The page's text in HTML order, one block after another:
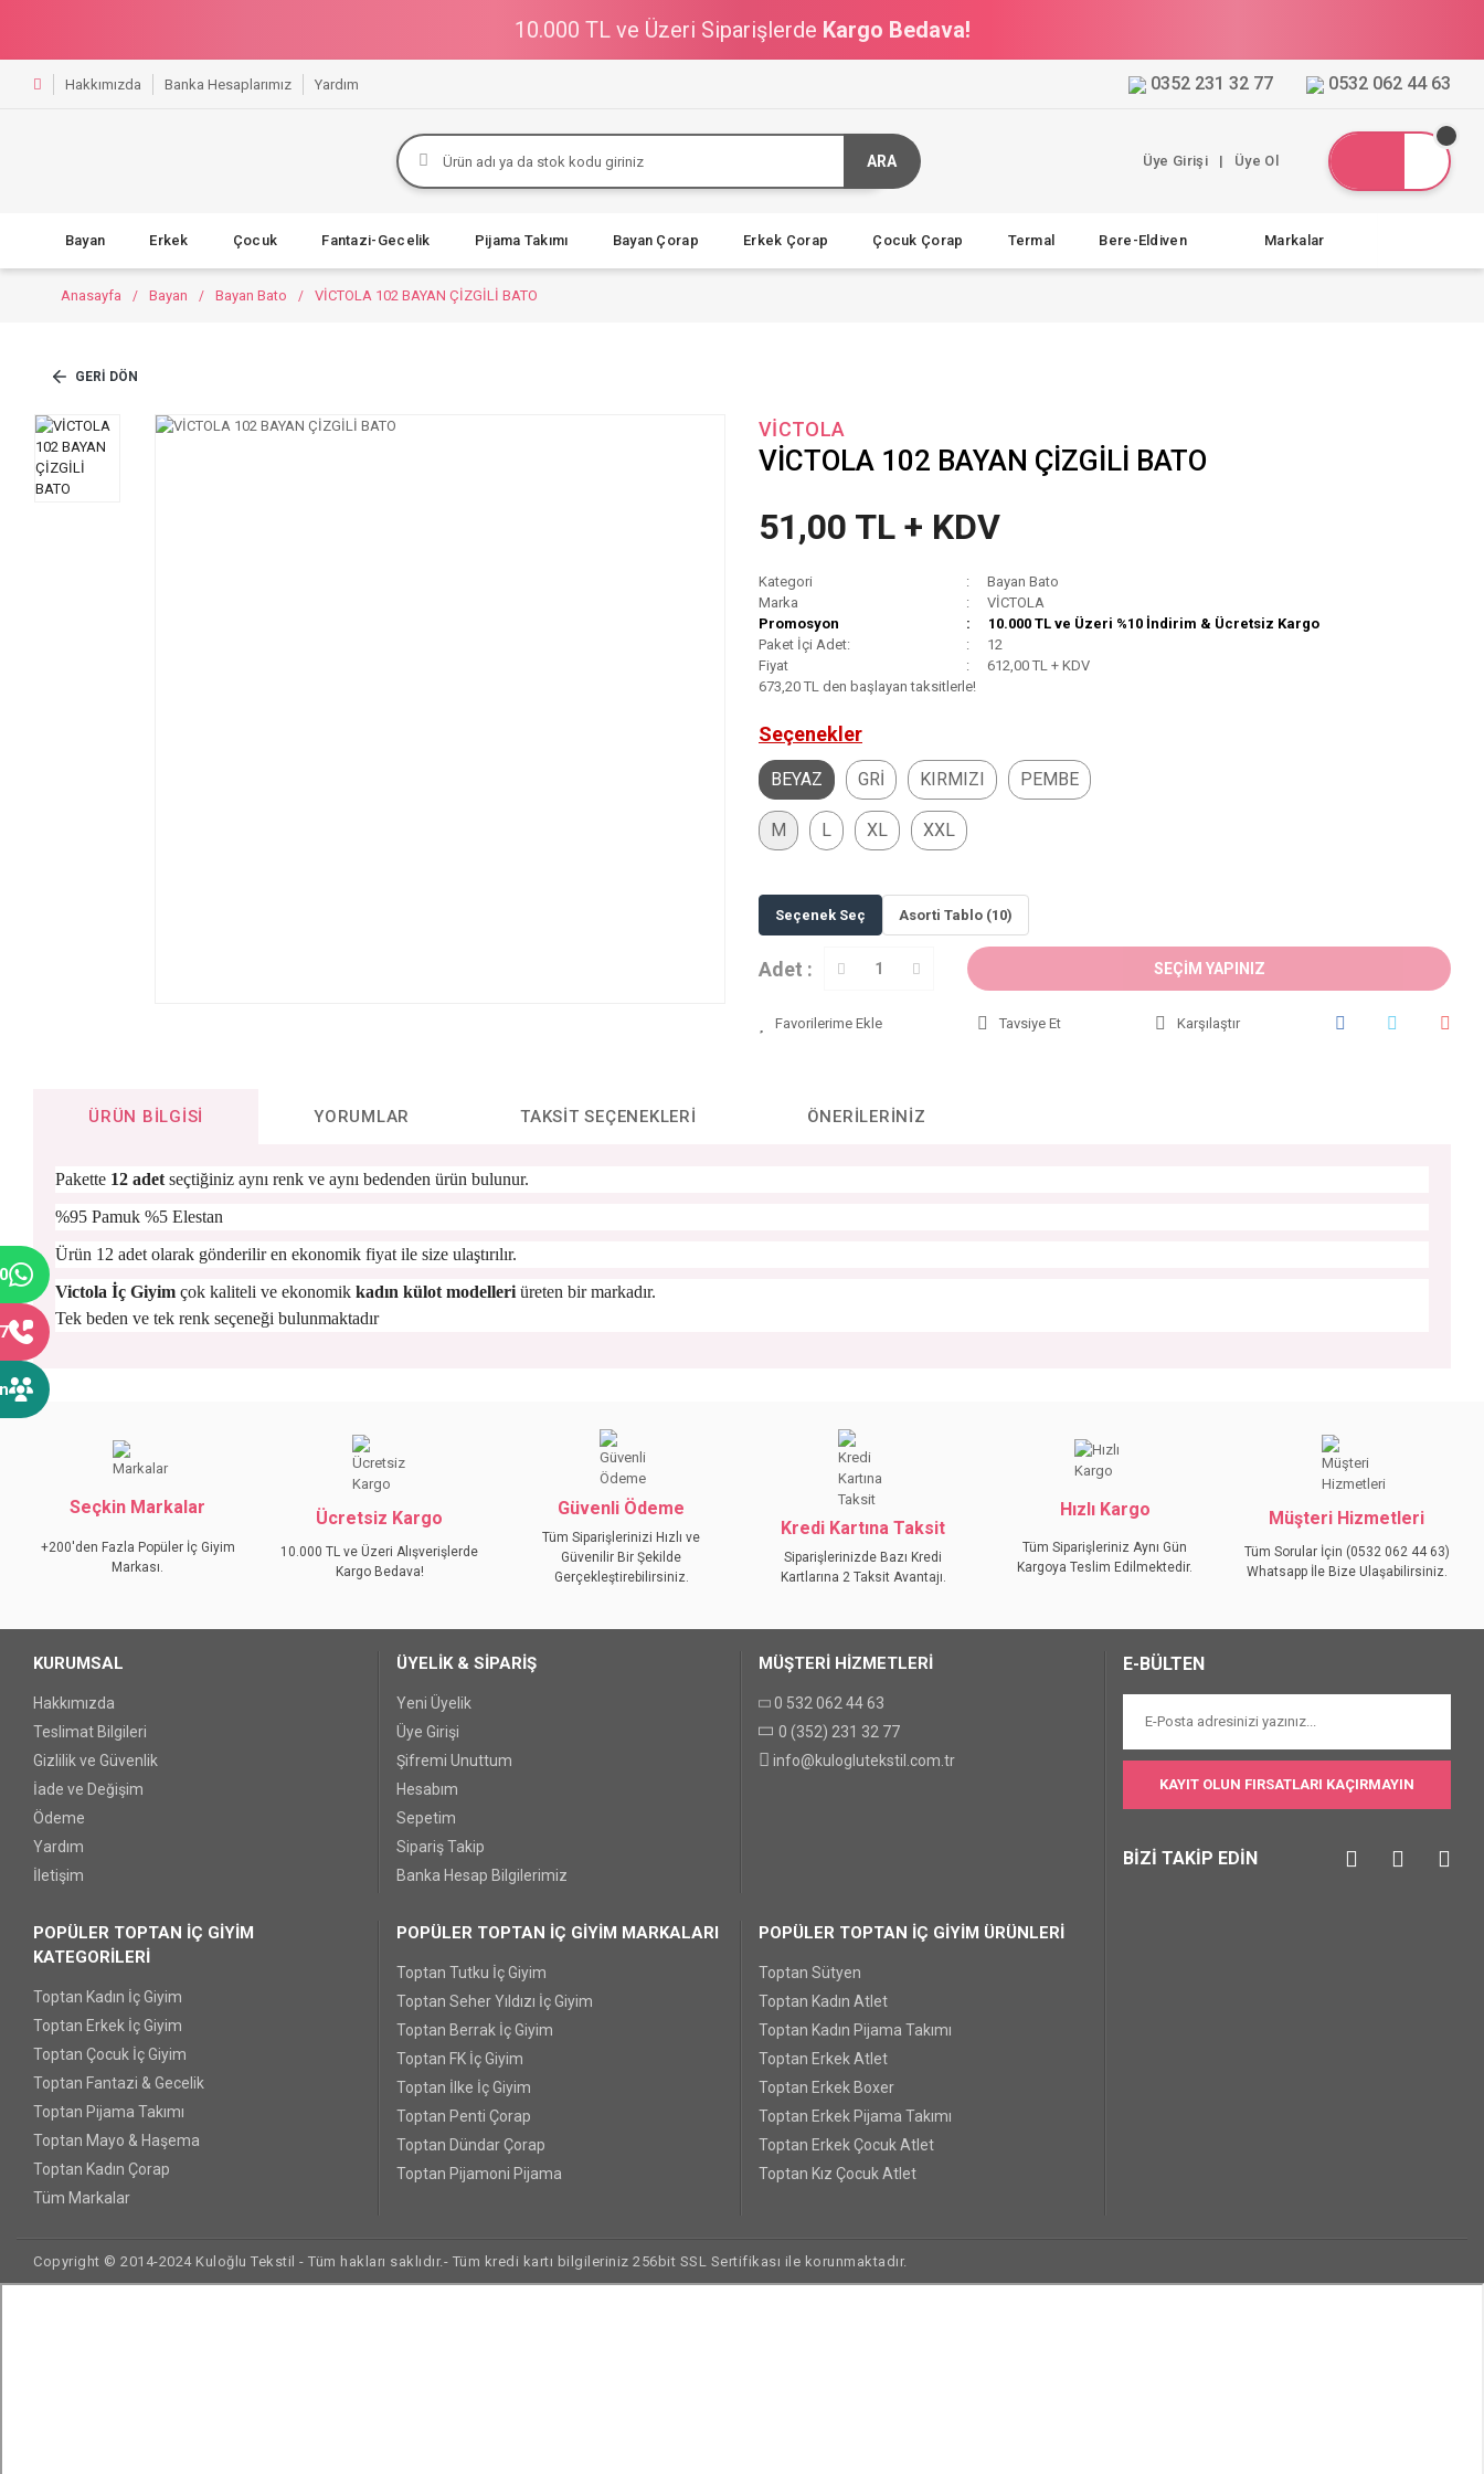
10.000 TL ve Üzeri Siparişlerde Kargo Bedava!
Hakkımızda Banka Hesaplarımız Yardım 0352 231 32 77 0532 062 44 63
ARA Üye Girişi | Üye Ol
Bayan Erkek Çocuk Fantazi-Gecelik Pijama Takımı Bayan Çorap Erkek Çorap Çocuk Çorap Termal Bere-Eldiven Markalar
Anasayfa Bayan Bayan Bato VİCTOLA 102 BAYAN ÇİZGİLİ BATO
GERI DÖN
VİCTOLA
VİCTOLA 102 BAYAN ÇİZGİLİ BATO
51,00 TL + KDV
Kategori
Bayan Bato
Marka
VİCTOLA
Promosyon
10.000 TL ve Üzeri %10 İndirim & Ücretsiz Kargo
Paket İçi Adet:
12
Fiyat
612,00 TL + KDV
673,20 TL den başlayan taksitlerle!
Seçenekler
BEYAZ GRİ KIRMIZI PEMBE
M L XL XXL
Seçenek Seç Asorti Tablo (10)
Adet : SEÇİM YAPINIZ
Tavsiye Et Karşılaştır
ÜRÜN BILGISI YORUMLAR TAKSIT SEÇENEKLERI ÖNERILERINIZ
Pakette 12 adet seçtiğiniz aynı renk ve aynı bedenden ürün bulunur.
%95 Pamuk %5 Elestan
Ürün 12 adet olarak gönderilir en ekonomik fiyat ile size ulaştırılır.
Victola İç Giyim çok kaliteli ve ekonomik kadın külot modelleri üreten bir markadır.
Tek beden ve tek renk seçeneği bulunmaktadır
Ürün resmi kalitesiz, bozuk veya görüntülenemiyor.
Ürün açıklamasında eksik bilgiler bulunuyor.
Ürün bilgilerinde hatalar bulunuyor.
Ürün fiyatı diğer sitelerden daha pahalı.
GÖNDER
Seçkin Markalar
+200'den Fazla Popüler İç Giyim
Markası.
Ücretsiz Kargo
10.000 TL ve Üzeri Alışverişlerde
Kargo Bedava!
Güvenli Ödeme
Tüm Siparişlerinizi Hızlı ve
Güvenilir Bir Şekilde
Gerçekleştirebilirsiniz.
Kredi Kartına Taksit
Siparişlerinizde Bazı Kredi
Kartlarına 2 Taksit Avantajı.
Hızlı Kargo
Tüm Siparişleriniz Aynı Gün
Kargoya Teslim Edilmektedir.
Müşteri Hizmetleri
Tüm Sorular İçin (0532 062 44 63)
Whatsapp İle Bize Ulaşabilirsiniz.
KURUMSAL
Hakkımızda
Teslimat Bilgileri
Gizlilik ve Güvenlik
İade ve Değişim
Ödeme
Yardım
İletişim
ÜYELİK & SİPARİŞ
Yeni Üyelik
Üye Girişi
Şifremi Unuttum
Hesabım
Sepetim
Sipariş Takip
Banka Hesap Bilgilerimiz
MÜŞTERİ HİZMETLERİ
0 532 062 44 63
0 (352) 231 32 77
info@kuloglutekstil.com.tr
POPÜLER TOPTAN İÇ GİYİM
KATEGORİLERİ
Toptan Kadın İç Giyim
Toptan Erkek İç Giyim
Toptan Çocuk İç Giyim
Toptan Fantazi & Gecelik
Toptan Pijama Takımı
Toptan Mayo & Haşema
Toptan Kadın Çorap
Tüm Markalar
POPÜLER TOPTAN İÇ GİYİM MARKALARI
Toptan Tutku İç Giyim
Toptan Seher Yıldızı İç Giyim
Toptan Berrak İç Giyim
Toptan FK İç Giyim
Toptan İlke İç Giyim
Toptan Penti Çorap
Toptan Dündar Çorap
Toptan Pijamoni Pijama
POPÜLER TOPTAN İÇ GİYİM ÜRÜNLERİ
Toptan Sütyen
Toptan Kadın Atlet
Toptan Kadın Pijama Takımı
Toptan Erkek Atlet
Toptan Erkek Boxer
Toptan Erkek Pijama Takımı
Toptan Erkek Çocuk Atlet
Toptan Kız Çocuk Atlet
E-BÜLTEN
KAYIT OLUN FIRSATLARI KAÇIRMAYIN
BİZİ TAKİP EDİN
Copyright © 2014-2024 Kuloğlu Tekstil - Tüm hakları saklıdır.- Tüm kredi kartı bilgileriniz 256bit SSL Sertifikası ile korunmaktadır.